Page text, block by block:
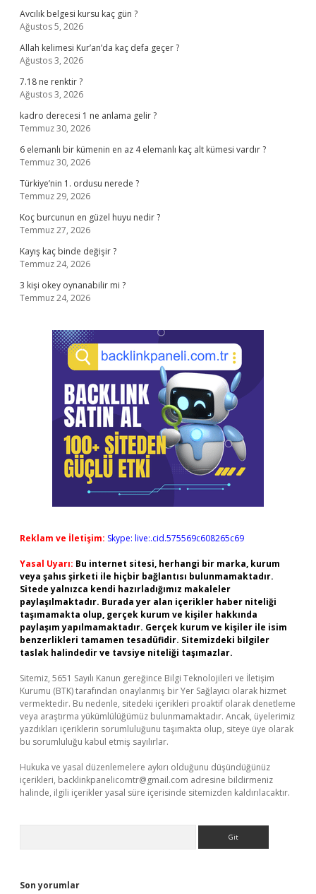
Avcılık belgesi kursu kaç gün ?
Ağustos 5, 2026
Allah kelimesi Kur’an’da kaç defa geçer ?
Ağustos 3, 2026
7.18 ne renktir ?
Ağustos 3, 2026
kadro derecesi 1 ne anlama gelir ?
Temmuz 30, 2026
6 elemanlı bir kümenin en az 4 elemanlı kaç alt kümesi vardır ?
Temmuz 30, 2026
Türkiye’nin 1. ordusu nerede ?
Temmuz 29, 2026
Koç burcunun en güzel huyu nedir ?
Temmuz 27, 2026
Kayış kaç binde değişir ?
Temmuz 24, 2026
3 kişi okey oynanabilir mi ?
Temmuz 24, 2026
Reklam ve İletişim: Skype: live:.cid.575569c608265c69
Yasal Uyarı: Bu internet sitesi, herhangi bir marka, kurum
veya şahıs şirketi ile hiçbir bağlantısı bulunmamaktadır.
Sitede yalnızca kendi hazırladığımız makaleler
paylaşılmaktadır. Burada yer alan içerikler haber niteliği
taşımamakta olup, gerçek kurum ve kişiler hakkında
paylaşım yapılmamaktadır. Gerçek kurum ve kişiler ile isim
benzerlikleri tamamen tesadüfidir. Sitemizdeki bilgiler
taslak halindedir ve tavsiye niteliği taşımazlar.
Sitemiz, 5651 Sayılı Kanun gereğince Bilgi Teknolojileri ve İletişim
Kurumu (BTK) tarafından onaylanmış bir Yer Sağlayıcı olarak hizmet
vermektedir. Bu nedenle, sitedeki içerikleri proaktif olarak denetleme
veya araştırma yükümlülüğümüz bulunmamaktadır. Ancak, üyelerimiz
yazdıkları içeriklerin sorumluluğunu taşımakta olup, siteye üye olarak
bu sorumluluğu kabul etmiş sayılırlar.
Hukuka ve yasal düzenlemelere aykırı olduğunu düşündüğünüz
içerikleri, backlinkpanelicomtr@gmail.com adresine bildirmeniz
halinde, ilgili içerikler yasal süre içerisinde sitemizden kaldırılacaktır.
Son yorumlar